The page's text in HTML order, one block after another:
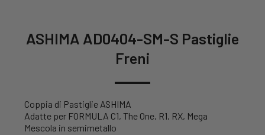
ASHIMA AD0404-SM-S Pastiglie
Freni
Coppia di Pastiglie ASHIMA
Adatte per FORMULA C1, The One, R1, RX, Mega
Mescola in semimetallo